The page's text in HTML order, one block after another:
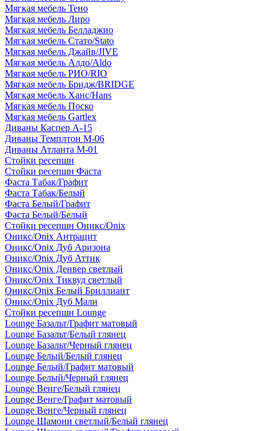
Мягкая мебель Тено
Мягкая мебель Лиро
Мягкая мебель Белладжио
Мягкая мебель Стато/Stato
Мягкая мебель Джайв/JIVE
Мягкая мебель Алдо/Aldo
Мягкая мебель РИО/RIO
Мягкая мебель Бридж/BRIDGE
Мягкая мебель Ханс/Hans
Мягкая мебель Поско
Мягкая мебель Gartlex
Диваны Каспер А-15
Диваны Темплтон М-06
Диваны Атланта М-01
Стойки ресепшн
Стойки ресепшн Фаста
Фаста Табак/Графит
Фаста Табак/Белый
Фаста Белый/Графит
Фаста Белый/Белый
Стойки ресепшн Оникс/Onix
Оникс/Onix Антрацит
Оникс/Onix Дуб Аризона
Оникс/Onix Дуб Аттик
Оникс/Onix Денвер светлый
Оникс/Onix Тиквуд светлый
Оникс/Onix Белый Бриллиант
Оникс/Onix Дуб Мали
Стойки ресепшн Lounge
Lounge Базальт/Графит матовый
Lounge Базальт/Белый глянец
Lounge Базальт/Черный глянец
Lounge Белый/Белый глянец
Lounge Белый/Графит матовый
Lounge Белый/Черный глянец
Lounge Венге/Белый глянец
Lounge Венге/Графит матовый
Lounge Венге/Черный глянец
Lounge Шамони светлый/Белый глянец